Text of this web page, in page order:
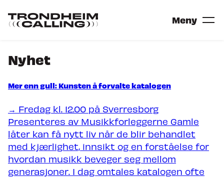
til
hovedinnhold
Gå
Meny
ARTISTER
SCENER
VIL DU SPILLE PÅ
Konferanse
Nyhet
Mer enn gull: Kunsten å forvalte katalogen
→ Fredag kl. 12.00 på Sverresborg
Presenteres av Musikkforleggerne Gamle
låter kan få nytt liv når de blir behandlet
med kjærlighet, innsikt og en forståelse for
hvordan musikk beveger seg mellom
generasjoner. I dag omtales katalogen ofte